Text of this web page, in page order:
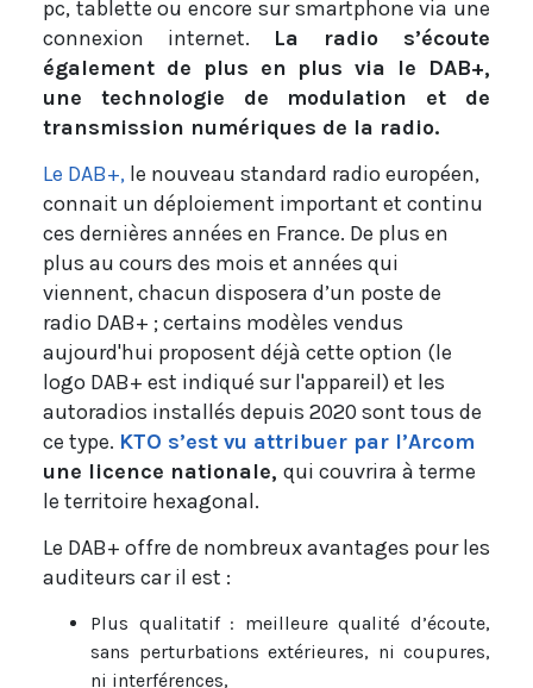
pc, tablette ou encore sur smartphone via une
connexion internet. La radio s’écoute
également de plus en plus via le DAB+,
une technologie de modulation et de
transmission numériques de la radio.
Le DAB+, le nouveau standard radio européen,
connait un déploiement important et continu
ces dernières années en France. De plus en
plus au cours des mois et années qui
viennent, chacun disposera d’un poste de
radio DAB+ ; certains modèles vendus
aujourd'hui proposent déjà cette option (le
logo DAB+ est indiqué sur l'appareil) et les
autoradios installés depuis 2020 sont tous de
ce type. KTO s’est vu attribuer par l’Arcom
une licence nationale, qui couvrira à terme
le territoire hexagonal.
Le DAB+ offre de nombreux avantages pour les
auditeurs car il est :
Plus qualitatif : meilleure qualité d’écoute,
sans perturbations extérieures, ni coupures,
ni interférences,